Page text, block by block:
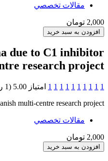
مقالات تخصصي
2,000 تومان
due to C1 inhibitor
research project
1
1
1
1
1
1
1
1
1
1 امتیاز 5.00 (1 رای)
multi-centre research project
مقالات تخصصي
2,000 تومان